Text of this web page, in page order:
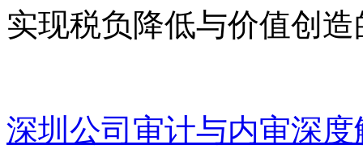
实现税负降低与价值创
深圳公司审计与内审深